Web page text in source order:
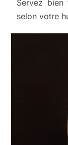
Servez bien
selon votre